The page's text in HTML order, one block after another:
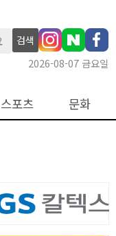
검색
2026-08-07 금요일
스포츠 문화